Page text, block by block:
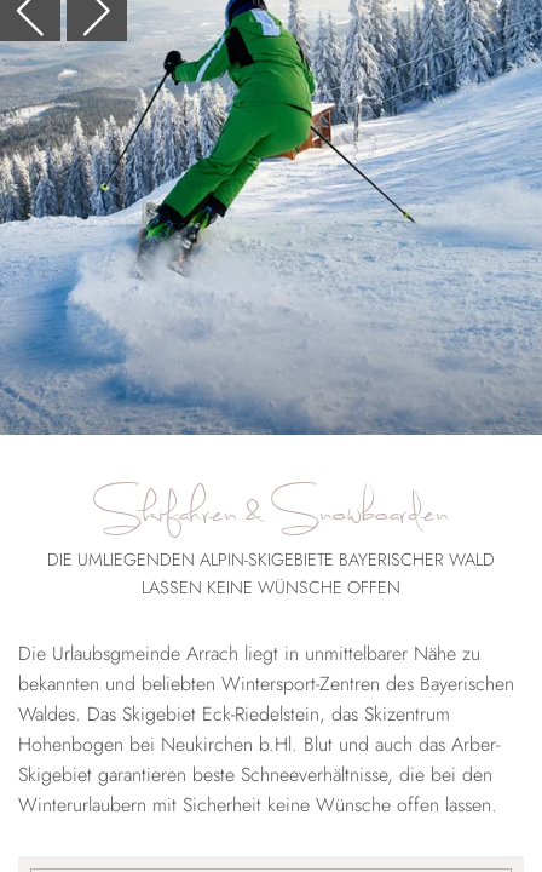
Skifahren & Snowboarden
DIE UMLIEGENDEN ALPIN-SKIGEBIETE BAYERISCHER WALD
LASSEN KEINE WÜNSCHE OFFEN
Die Urlaubsgmeinde Arrach liegt in unmittelbarer Nähe zu
bekannten und beliebten Wintersport-Zentren des Bayerischen
Waldes. Das Skigebiet Eck-Riedelstein, das Skizentrum
Hohenbogen bei Neukirchen b.Hl. Blut und auch das Arber-
Skigebiet garantieren beste Schneeverhältnisse, die bei den
Winterurlaubern mit Sicherheit keine Wünsche offen lassen.